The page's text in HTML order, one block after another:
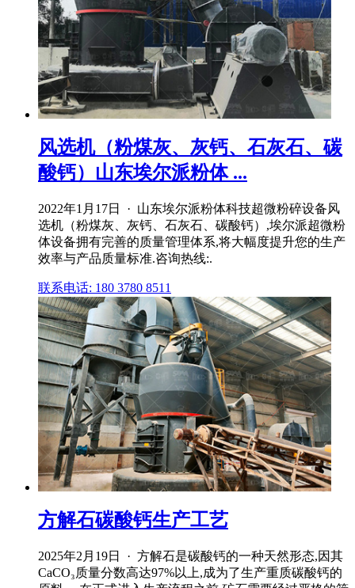
风选机（粉煤灰、灰钙、石灰石、碳
酸钙）山东埃尔派粉体 ...
2022年1月17日 · 山东埃尔派粉体科技超微粉碎设备风
选机（粉煤灰、灰钙、石灰石、碳酸钙）,埃尔派超微粉
体设备拥有完善的质量管理体系,将大幅度提升您的生产
效率与产品质量标准.咨询热线:.
联系电话: 180 3780 8511
方解石碳酸钙生产工艺
2025年2月19日 · 方解石是碳酸钙的一种天然形态,因其
CaCO₃质量分数高达97%以上,成为了生产重质碳酸钙的